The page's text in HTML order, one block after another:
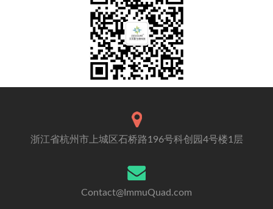
浙江省杭州市上城区石桥路196号科创园4号楼1层
Contact@ImmuQuad.com